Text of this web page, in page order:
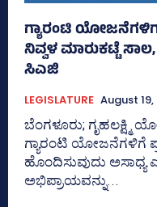
ಗ್ಯಾರಂಟಿ
ನಿವ್ವಳ ಮಾರುಕಟ್ಟೆ
ಸಿಎಜಿ
LEGISLATURE August
ಬೆಂಗಳೂರು; ಗೃಹಲಕ್ಷ್ಮಿ
ಗ್ಯಾರಂಟಿ ಯೋಜನೆಗಳಿಗೆ
ಹೊಂದಿಸುವುದು
ಅಭಿಪ್ರಾಯವನ್ನು...